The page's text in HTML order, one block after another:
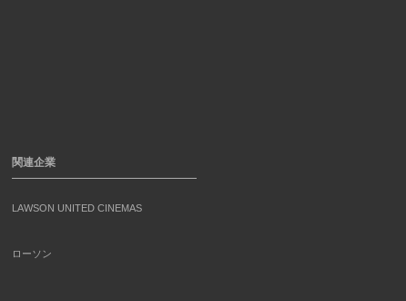
関連企業
LAWSON UNITED CINEMAS
ローソン